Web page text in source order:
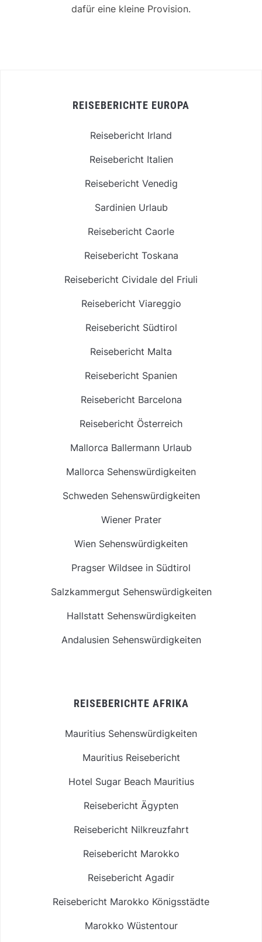
dafür eine kleine Provision.
REISEBERICHTE EUROPA
Reisebericht Irland
Reisebericht Italien
Reisebericht Venedig
Sardinien Urlaub
Reisebericht Caorle
Reisebericht Toskana
Reisebericht Cividale del Friuli
Reisebericht Viareggio
Reisebericht Südtirol
Reisebericht Malta
Reisebericht Spanien
Reisebericht Barcelona
Reisebericht Österreich
Mallorca Ballermann Urlaub
Mallorca Sehenswürdigkeiten
Schweden Sehenswürdigkeiten
Wiener Prater
Wien Sehenswürdigkeiten
Pragser Wildsee in Südtirol
Salzkammergut Sehenswürdigkeiten
Hallstatt Sehenswürdigkeiten
Andalusien Sehenswürdigkeiten
REISEBERICHTE AFRIKA
Mauritius Sehenswürdigkeiten
Mauritius Reisebericht
Hotel Sugar Beach Mauritius
Reisebericht Ägypten
Reisebericht Nilkreuzfahrt
Reisebericht Marokko
Reisebericht Agadir
Reisebericht Marokko Königsstädte
Marokko Wüstentour